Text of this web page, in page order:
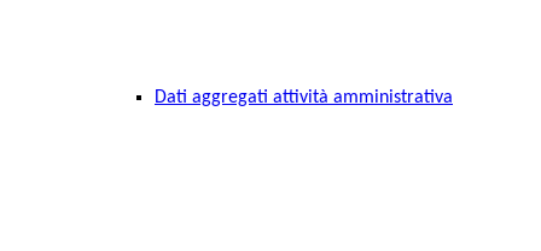
Dati aggregati attività amministrativa